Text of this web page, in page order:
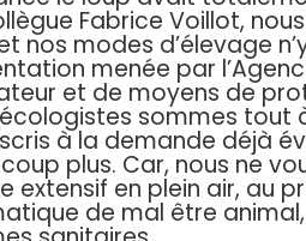
Fabrice Voillot,
nos modes d’élevage
menée par
et de moyens de
sommes tout
à la demande déjà
plus. Car, nous ne
extensif en plein air, au
de mal être